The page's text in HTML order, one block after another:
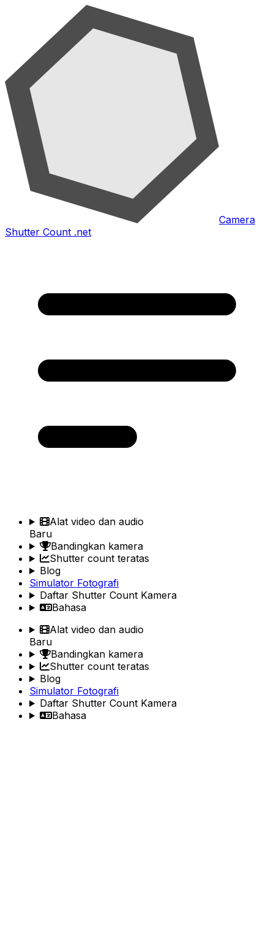
Camera
Shutter Count .net
Alat video dan audio
Baru
Bandingkan kamera
Shutter count teratas
Blog
Simulator Fotografi
Daftar Shutter Count Kamera
Bahasa
Alat video dan audio
Baru
Bandingkan kamera
Shutter count teratas
Blog
Simulator Fotografi
Daftar Shutter Count Kamera
Bahasa